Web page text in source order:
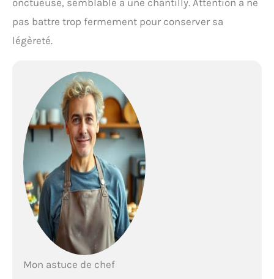
onctueuse, semblable à une chantilly. Attention à ne
pas battre trop fermement pour conserver sa
légèreté.
Mon astuce de chef